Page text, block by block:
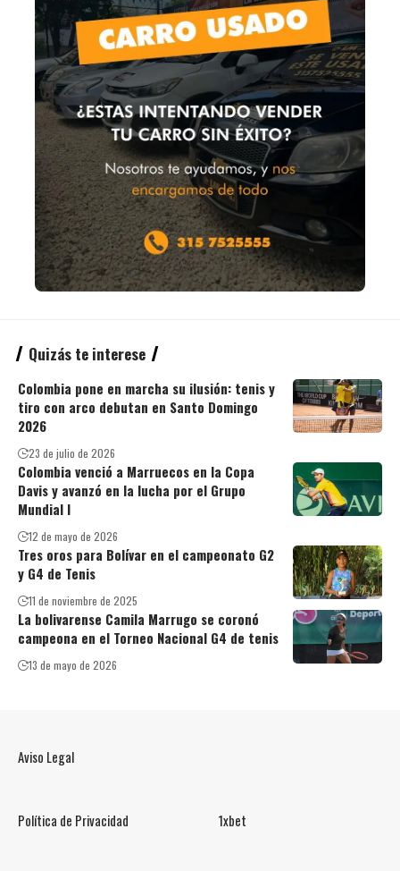
Quizás te interese
Colombia pone en marcha su ilusión: tenis y
tiro con arco debutan en Santo Domingo
2026
23 de julio de 2026
Colombia venció a Marruecos en la Copa
Davis y avanzó en la lucha por el Grupo
Mundial I
12 de mayo de 2026
Tres oros para Bolívar en el campeonato G2
y G4 de Tenis
11 de noviembre de 2025
La bolivarense Camila Marrugo se coronó
campeona en el Torneo Nacional G4 de tenis
13 de mayo de 2026
Aviso Legal
Política de Privacidad 1xbet